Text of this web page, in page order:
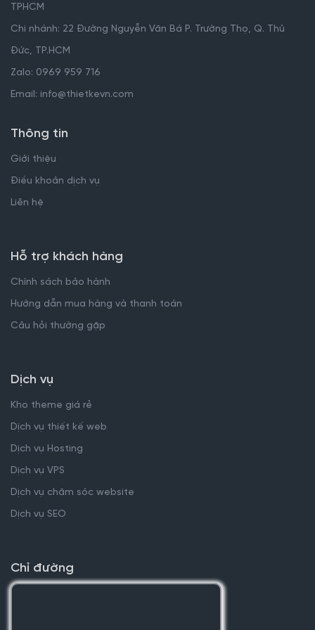
TPHCM
Chi nhánh: 22 Đường Nguyễn Văn Bá P. Trường Thọ, Q. Thủ
Đức, TP.HCM
Zalo: 0969 959 716
Email: info@thietkevn.com
Thông tin
Giới thiệu
Điều khoản dịch vụ
Liên hệ
Hỗ trợ khách hàng
Chính sách bảo hành
Hướng dẫn mua hàng và thanh toán
Câu hỏi thường gặp
Dịch vụ
Kho theme giá rẻ
Dịch vụ thiết kế web
Dịch vụ Hosting
Dịch vụ VPS
Dịch vụ chăm sóc website
Dịch vụ SEO
Chỉ đường